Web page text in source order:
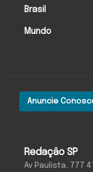
Redação SP
Av Paulista, 777
Anuncie
Brasil
Mundo